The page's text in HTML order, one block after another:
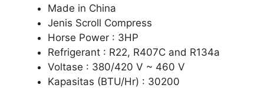
Made in China
Jenis Scroll Compress
Horse Power : 3HP
Refrigerant : R22, R407C and R134a
Voltase : 380/420 V ~ 460 V
Kapasitas (BTU/Hr) : 30200